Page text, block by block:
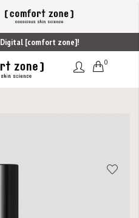
Digital [comfort zone]!
0